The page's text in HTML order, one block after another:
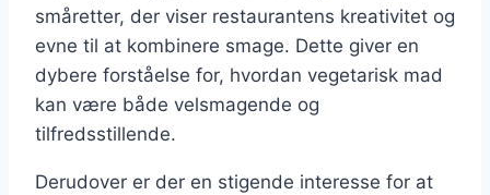
småretter, der viser restaurantens kreativitet og
evne til at kombinere smage. Dette giver en
dybere forståelse for, hvordan vegetarisk mad
kan være både velsmagende og
tilfredsstillende.
Derudover er der en stigende interesse for at